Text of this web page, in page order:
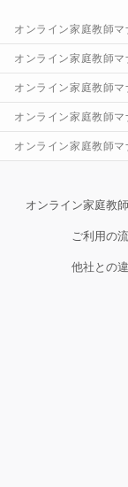
オンライン家庭教師マ
オンライン家庭教師マ
オンライン家庭教師マ
オンライン家庭教師マ
オンライン家庭教師マ
オンライン家庭教
ご利用の
他社との